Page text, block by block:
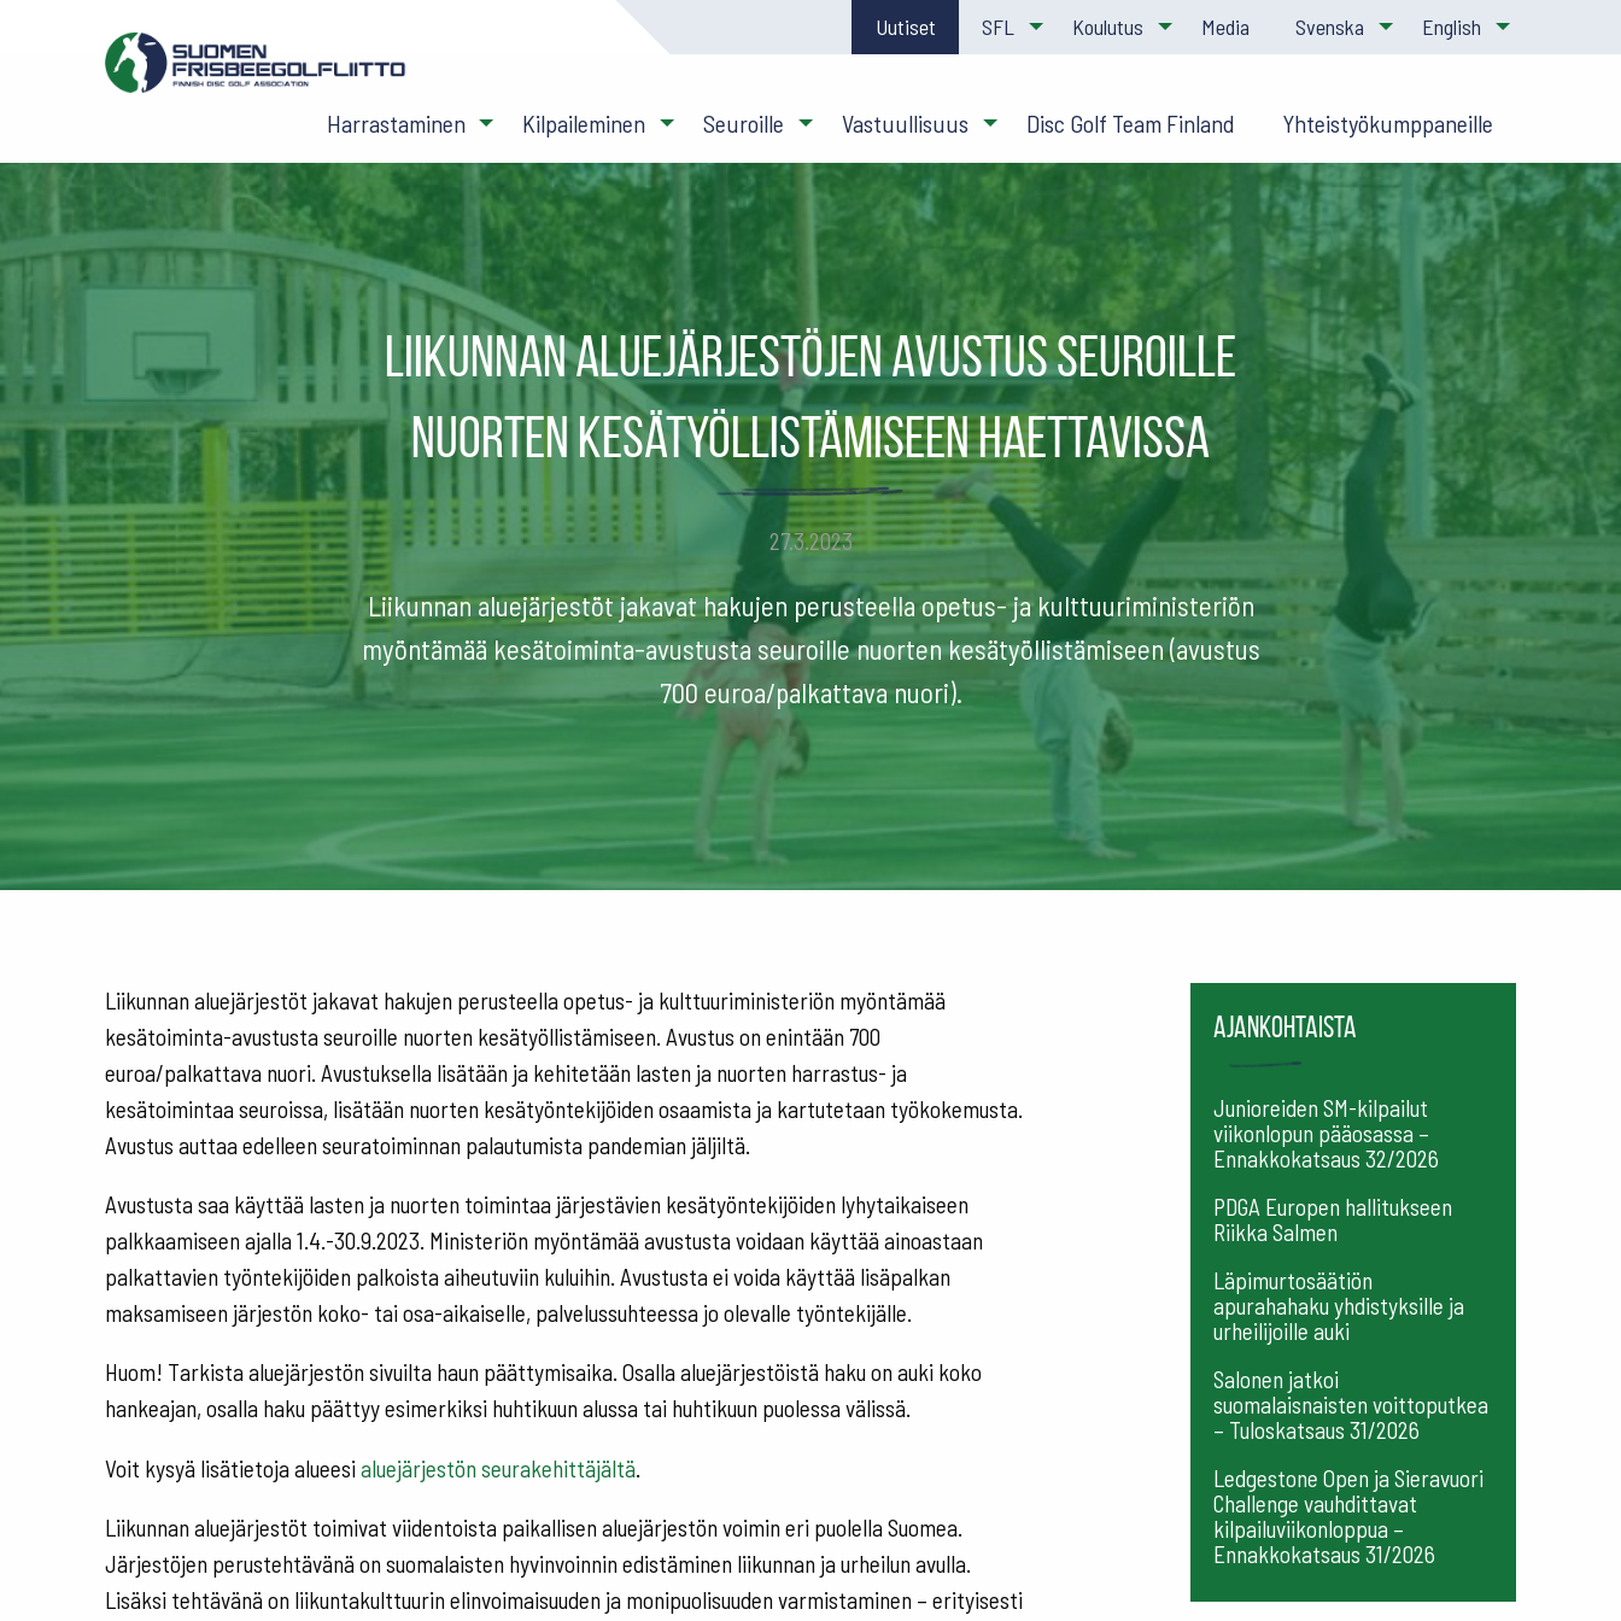
Uutiset SFL Koulutus Media Svenska English
Harrastaminen Kilpaileminen Seuroille Vastuullisuus Disc Golf Team Finland Yhteistyökumppaneille
Liikunnan aluejärjestöjen avustus seuroille
nuorten kesätyöllistämiseen haettavissa
27.3.2023
Liikunnan aluejärjestöt jakavat hakujen perusteella opetus- ja kulttuuriministeriön
myöntämää kesätoiminta-avustusta seuroille nuorten kesätyöllistämiseen (avustus
700 euroa/palkattava nuori).
Liikunnan aluejärjestöt jakavat hakujen perusteella opetus- ja kulttuuriministeriön myöntämää
kesätoiminta-avustusta seuroille nuorten kesätyöllistämiseen. Avustus on enintään 700
euroa/palkattava nuori. Avustuksella lisätään ja kehitetään lasten ja nuorten harrastus- ja
kesätoimintaa seuroissa, lisätään nuorten kesätyöntekijöiden osaamista ja kartutetaan työkokemusta.
Avustus auttaa edelleen seuratoiminnan palautumista pandemian jäljiltä.
Avustusta saa käyttää lasten ja nuorten toimintaa järjestävien kesätyöntekijöiden lyhytaikaiseen
palkkaamiseen ajalla 1.4.-30.9.2023. Ministeriön myöntämää avustusta voidaan käyttää ainoastaan
palkattavien työntekijöiden palkoista aiheutuviin kuluihin. Avustusta ei voida käyttää lisäpalkan
maksamiseen järjestön koko- tai osa-aikaiselle, palvelussuhteessa jo olevalle työntekijälle.
Huom! Tarkista aluejärjestön sivuilta haun päättymisaika. Osalla aluejärjestöistä haku on auki koko
hankeajan, osalla haku päättyy esimerkiksi huhtikuun alussa tai huhtikuun puolessa välissä.
Voit kysyä lisätietoja alueesi aluejärjestön seurakehittäjältä.
Liikunnan aluejärjestöt toimivat viidentoista paikallisen aluejärjestön voimin eri puolella Suomea.
Järjestöjen perustehtävänä on suomalaisten hyvinvoinnin edistäminen liikunnan ja urheilun avulla.
Lisäksi tehtävänä on liikuntakulttuurin elinvoimaisuuden ja monipuolisuuden varmistaminen – erityisesti
Ajankohtaista
Junioreiden SM-kilpailut
viikonlopun pääosassa –
Ennakkokatsaus 32/2026
PDGA Europen hallitukseen
Riikka Salmen
Läpimurtosäätiön
apurahahaku yhdistyksille ja
urheilijoille auki
Salonen jatkoi
suomalaisnaisten voittoputkea
– Tuloskatsaus 31/2026
Ledgestone Open ja Sieravuori
Challenge vauhdittavat
kilpailuviikonloppua –
Ennakkokatsaus 31/2026